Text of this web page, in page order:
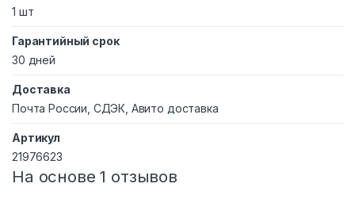
1 шт
Гарантийный срок
30 дней
Доставка
Почта России, СДЭК, Авито доставка
Артикул
21976623
На основе 1 отзывов